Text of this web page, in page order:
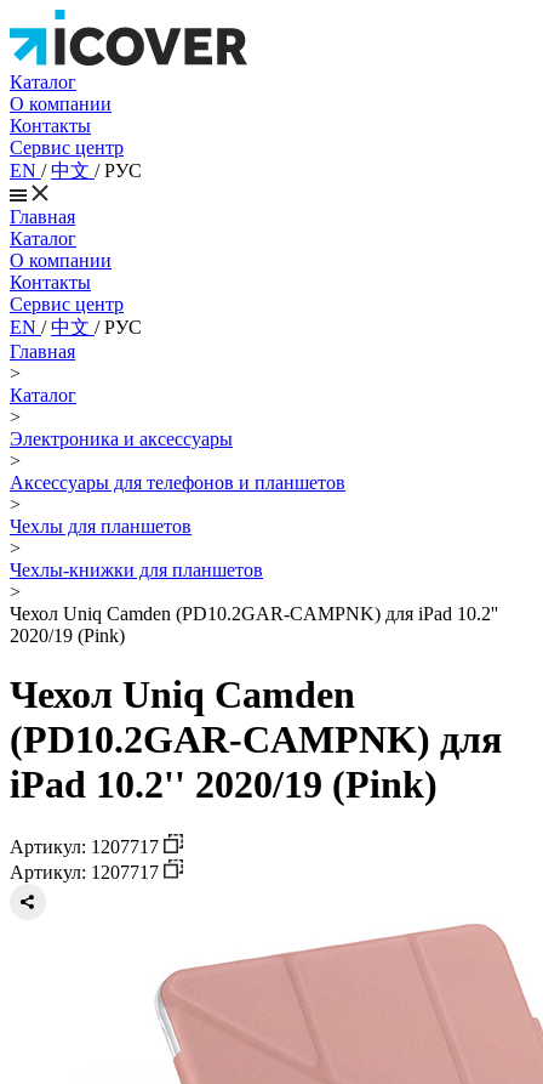
Каталог
О компании
Контакты
Сервис центр
EN /中文 /РУС
Главная
Каталог
О компании
Контакты
Сервис центр
EN /中文 /РУС
Главная
>
Каталог
>
Электроника и аксессуары
>
Аксессуары для телефонов и планшетов
>
Чехлы для планшетов
>
Чехлы-книжки для планшетов
>
Чехол Uniq Camden (PD10.2GAR-CAMPNK) для iPad 10.2''
2020/19 (Pink)
Чехол Uniq Camden
(PD10.2GAR-CAMPNK) для
iPad 10.2'' 2020/19 (Pink)
Артикул: 1207717
Артикул: 1207717